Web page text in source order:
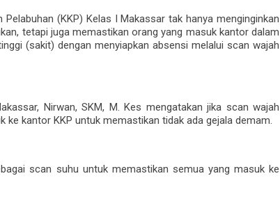
(KKP) Kelas I Makassar tak hanya menginginkan
tetapi juga memastikan orang yang masuk kantor dalam
(sakit) dengan menyiapkan absensi melalui scan wajah
Nirwan, SKM, M. Kes mengatakan jika scan wajah
ke kantor KKP untuk memastikan tidak ada gejala demam.
scan suhu untuk memastikan semua yang masuk ke